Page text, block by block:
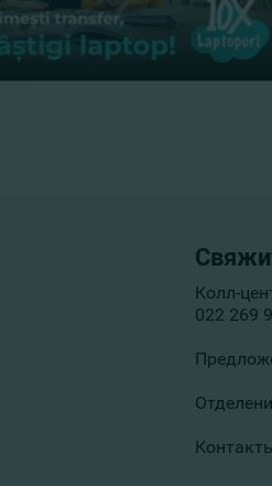
Колл-
022 269